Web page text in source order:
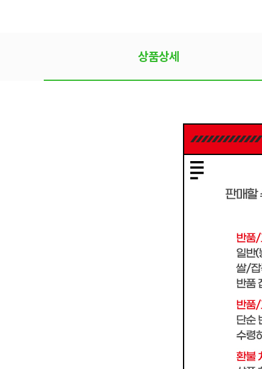
상품상세